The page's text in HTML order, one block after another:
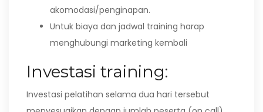
akomodasi/penginapan.
Untuk biaya dan jadwal training harap
menghubungi marketing kembali
Investasi training:
Investasi pelatihan selama dua hari tersebut